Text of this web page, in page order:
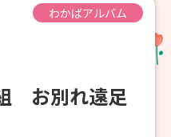
わかばアルバム
お別れ遠足